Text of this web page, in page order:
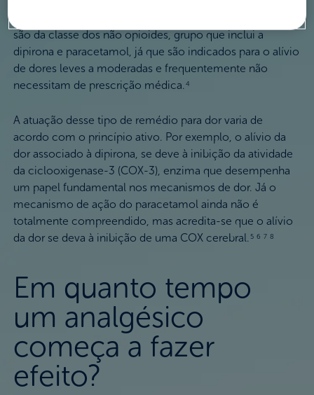
são da classe dos não opioides, grupo que inclui a
dipirona e paracetamol, já que são indicados para o alívio
de dores leves a moderadas e frequentemente não
necessitam de prescrição médica.4
A atuação desse tipo de remédio para dor varia de
acordo com o princípio ativo. Por exemplo, o alívio da
dor associado à dipirona, se deve à inibição da atividade
da ciclooxigenase-3 (COX-3), enzima que desempenha
um papel fundamental nos mecanismos de dor. Já o
mecanismo de ação do paracetamol ainda não é
totalmente compreendido, mas acredita-se que o alívio
da dor se deva à inibição de uma COX cerebral. 5 6 7 8
Em quanto tempo
um analgésico
começa a fazer
efeito?